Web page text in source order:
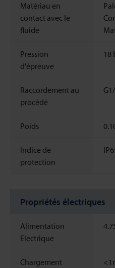
Matériau en
contact avec le
fluide
Pression
d'épreuve
18
Raccordement au
procédé
Poids
Indice de
protection
Propriétés électriques
Alimentation
Electrique
Chargement